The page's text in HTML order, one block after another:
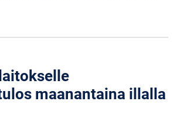
maanantaina illalla